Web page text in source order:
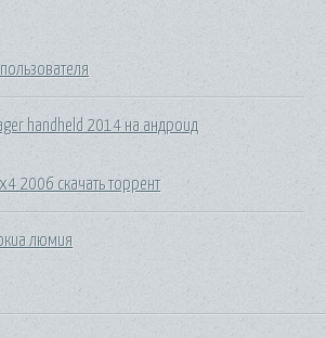
handheld 2014 на андроид
2006 скачать торрент
люмия